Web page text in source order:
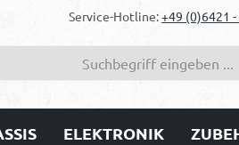
Service-Hotline:+49 (0)6421
ELEKTRONIK